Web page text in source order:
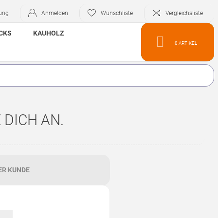
Anmelden Wunschliste Vergleichsliste
KAUHOLZ
0 ARTIKEL
AN.
KUNDE